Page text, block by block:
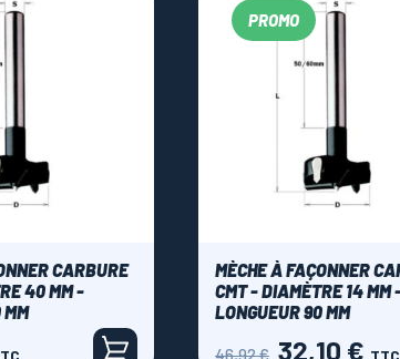
CARBURE
40 MM -
MM
PROMO
MÈCHE À FAÇONNER
CMT - DIAMÈTRE 14 MM
LONGUEUR 90 MM
Prix
46,92 € Prix
32,10 € TTC